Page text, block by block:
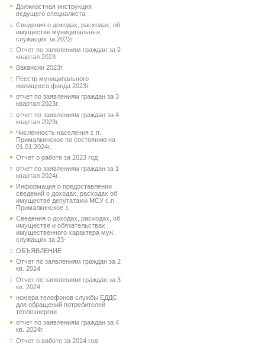
Должностная инструкция
ведущего специалиста
Сведения о доходах, расходах, об
имуществе муниципальных
служащих за 2022г.
Отчет по заявлениям граждан за 2
квартал 2023
Вакансии 2023г.
Реестр муниципального
жилищного фонда 2023г.
отчет по заявлениям граждан за 3
квартал 2023г.
отчет по заявлениям граждан за 4
квартал 2023г.
Численность населения с.п.
Прималкинское по состоянию на
01.01.2024г.
Отчет о работе за 2023 год
отчет по заявлениям граждан за 1
квартал 2024г.
Информация о предоставлении
сведений о доходах, расходах об
имуществе депутатами МСУ с.п.
Прималкинское з
Сведения о доходах, расходах, об
имуществе и обязательствах
имущественного характера мун.
служащих за 23-
ОБЪЯВЛЕНИЕ
Отчет по заявлениям граждан за 2
кв. 2024
Отчет по заявлениям граждан за 3
кв. 2024
номера телефонов службы ЕДДС
для обращений потребителей
теплоэнергии
отчет по заявлениям граждан за 4
кв. 2024г.
Отчет о работе за 2024 год